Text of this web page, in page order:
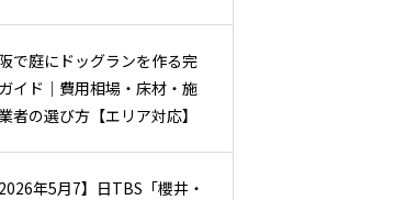
で庭にドッグランを作る完
イド｜費用相場・床材・施
者の選び方【エリア対応】
2026年5月7】日TBS「櫻井・